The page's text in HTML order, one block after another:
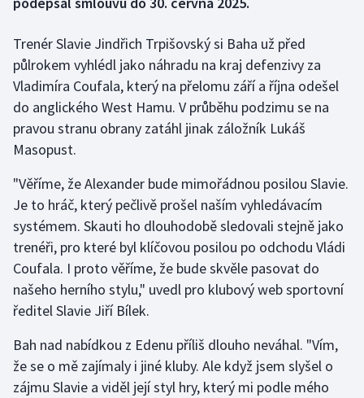
Golf
Gymnastika
Házená
Jezdectví
Judo
Krasobruslení
Lezení
Lyže a snowboard
Moderní pětiboj
Trenér Slavie Jindřich Trpišovský si Baha už před
půlrokem vyhlédl jako náhradu na kraj defenzivy za
Vladimíra Coufala, který na přelomu září a října odešel
do anglického West Hamu. V průběhu podzimu se na
pravou stranu obrany zatáhl jinak záložník Lukáš
Masopust.
"Věříme, že Alexander bude mimořádnou posilou Slavie.
Je to hráč, který pečlivě prošel naším vyhledávacím
systémem. Skauti ho dlouhodobě sledovali stejně jako
trenéři, pro které byl klíčovou posilou po odchodu Vládi
Coufala. I proto věříme, že bude skvěle pasovat do
našeho herního stylu," uvedl pro klubový web sportovní
ředitel Slavie Jiří Bílek.
Bah nad nabídkou z Edenu příliš dlouho neváhal. "Vím,
že se o mě zajímaly i jiné kluby. Ale když jsem slyšel o
zájmu Slavie a viděl její styl hry, který mi podle mého